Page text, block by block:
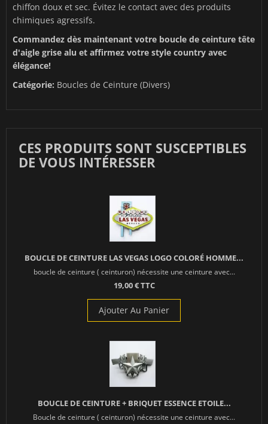
chiffon doux et sec. Évitez le contact avec des produits
chimiques agressifs.
Commandez dès maintenant votre boucle de ceinture tête
d'aigle grise alu et affirmez votre style country avec
élégance!
Catégorie: Boucles de Ceinture (Divers)
CES PRODUITS SONT SUSCEPTIBLES
DE VOUS INTÉRESSER
BOUCLE DE CEINTURE LAS VEGAS LOGO COLORÉ HOMME...
boucle de ceinture ( ceinturon) nécessite une ceinture avec...
19,00 € TTC
Ajouter Au Panier
BOUCLE DE CEINTURE + BRIQUET ESSENCE ETOILE...
Boucle de ceinture ( ceinturon) nécessite une ceinture avec...